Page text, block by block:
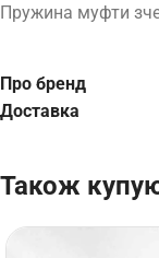
Пружина муфти
Про бренд
Доставка
Також